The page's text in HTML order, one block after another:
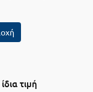
τιμή